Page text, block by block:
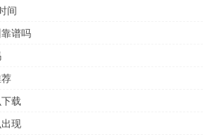
间
谱吗
载
现